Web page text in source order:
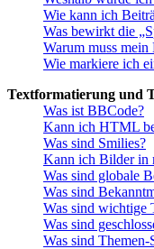
Wie kann ich
Was bewirkt die
Warum muss mein
Wie markiere ich
Textformatierung und
Was ist BBCode?
Kann ich HTML
Was sind Smilies?
Kann ich Bilder in
Was sind globale
Was sind
Was sind wichtige
Was sind
Was sind Themen-